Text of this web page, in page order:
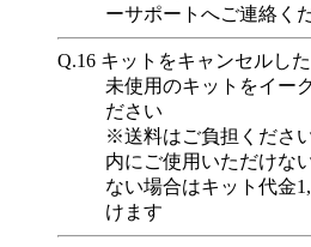
ーサポートへご連絡く
Q.16 キットをキャンセルし
未使用のキットをイー
ださい
※送料はご負担くださ
内にご使用いただけな
ない場合はキット代金
けます